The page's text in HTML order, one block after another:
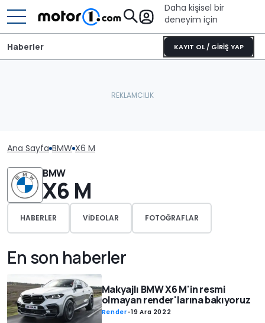
Daha kişisel bir
deneyim için
KAYIT OL / GİRİŞ YAP
Haberler
Ana Sayfa BMW X6 M
BMW
X6 M
HABERLER VIDEOLAR FOTOĞRAFLAR
En son haberler
Makyajlı BMW X6 M'in resmi
olmayan render'larına bakıyoruz
Render-19 Ara 2022